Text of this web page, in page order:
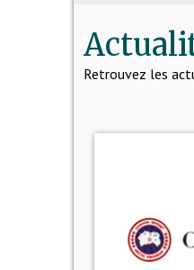
Retrouvez les